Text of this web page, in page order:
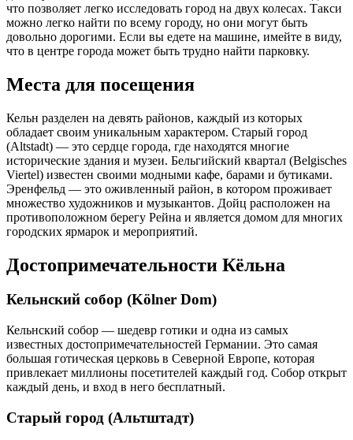
что позволяет легко исследовать город на двух колесах. Такси
можно легко найти по всему городу, но они могут быть
довольно дорогими. Если вы едете на машине, имейте в виду,
что в центре города может быть трудно найти парковку.
Места для посещения
Кельн разделен на девять районов, каждый из которых
обладает своим уникальным характером. Старый город
(Altstadt) — это сердце города, где находятся многие
исторические здания и музеи. Бельгийский квартал (Belgisches
Viertel) известен своими модными кафе, барами и бутиками.
Эренфельд — это оживленный район, в котором проживает
множество художников и музыкантов. Дойц расположен на
противоположном берегу Рейна и является домом для многих
городских ярмарок и мероприятий.
Достопримечательности Кёльна
Кельнский собор (Kölner Dom)
Кельнский собор — шедевр готики и одна из самых
известных достопримечательностей Германии. Это самая
большая готическая церковь в Северной Европе, которая
привлекает миллионы посетителей каждый год. Собор открыт
каждый день, и вход в него бесплатный.
Старый город (Альтштадт)